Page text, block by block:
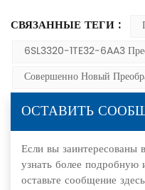
СВЯЗАННЫЕ ТЕГИ :
6SL3320-1TE32-6AA3
Совершенно Новый
ОСТАВИТЬ
Если вы заинтересованы
узнать более
оставьте сообщение